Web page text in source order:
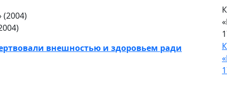
внешностью и здоровьем ради